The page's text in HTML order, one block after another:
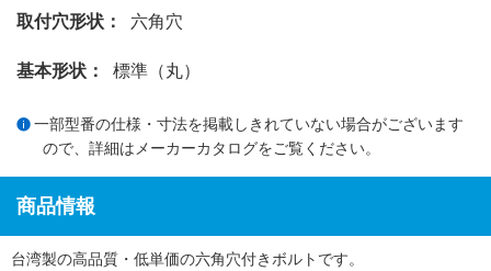
取付穴形状： 六角穴
基本形状： 標準（丸）
一部型番の仕様・寸法を掲載しきれていない場合がございます
ので、詳細は メーカーカタログをご覧ください。
商品情報
台湾製の高品質・低単価の六角穴付きボルトです。